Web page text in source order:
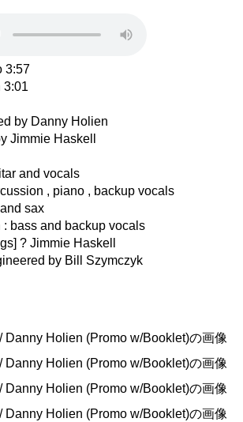
3:57
3:01
by Danny Holien
Jimmie Haskell
and vocals
, piano , backup vocals
sax
bass and backup vocals
? Jimmie Haskell
by Bill Szymczyk